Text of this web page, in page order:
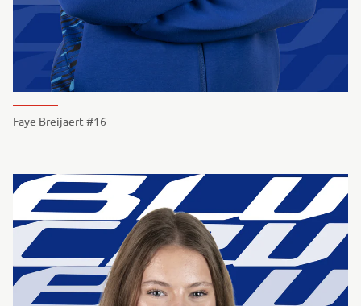
Faye Breijaert #16